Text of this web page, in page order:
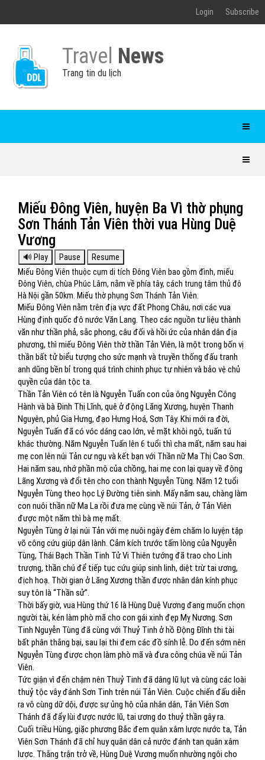
Login Subscribe
Travel News
Trang tin du lịch
Miếu Đông Viên, huyện Ba Vì thờ phụng
Sơn Thánh Tản Viên thời vua Hùng Duệ
Vương
Miếu Đông Viên thuộc cụm di tích Đông Viên bao gồm đình, miếu
Đông Viên, chùa Phúc Lâm, nằm về phía tây, cách trung tâm thủ đô
Hà Nội gần 50km. Miếu thờ phụng Sơn Thánh Tản Viên.
Miếu Đông Viên nằm trên địa vực đất Phong Châu, nơi các vua
Hùng định quốc đô nước Văn Lang. Theo các nguồn tư liệu thành
văn như thần phả, sắc phong, câu đối và hồi ức của nhân dân địa
phương, thì miếu Đông Viên thờ thần Tản Viên, là một trong bốn vị
thần bất tử biểu tượng cho sức mạnh và truyền thống đấu tranh
anh dũng bền bỉ trong quá trình chinh phục tự nhiên và bảo vệ chủ
quyền của dân tộc ta.
Thần Tản Viên có tên là Nguyễn Tuấn con của ông Nguyễn Công
Hành và bà Đinh Thị Lĩnh, quê ở động Lăng Xương, huyện Thanh
Nguyên, phủ Gia Hưng, đạo Hưng Hoá, Sơn Tây. Khi mới ra đời,
Nguyễn Tuấn đã có vóc dáng cao lớn, vẻ mặt khôi ngô, tuấn tú
khác thường. Năm Nguyễn Tuấn lên 6 tuổi thì cha mất, năm sau hai
mẹ con lên núi Tản cư ngụ và kết bạn với Thần nữ Ma Thị Cao Sơn.
Hai năm sau, nhớ phần mộ của chồng, hai mẹ con lại quay về động
Lãng Xương và đổi tên cho con thành Nguyễn Tùng. Năm 12 tuổi
Nguyễn Tùng theo học Lý Đường tiên sinh. Mấy năm sau, chàng làm
con nuôi thần nữ Ma La rồi đưa mẹ cùng về núi Tản, ở Tản Viên
được một năm thì bà mẹ mất.
Nguyễn Tùng ở lại núi Tản với mẹ nuôi ngày đêm chăm lo luyện tập
võ công cứu giúp dân lành. Cảm kích trước tấm lòng của Nguyễn
Tùng, Thái Bạch Thần Tinh Tử Vi Thiên tướng đã trao cho Linh
trượng, thần chú để tiếp tục cứu giúp sinh linh, diệt trừ tai ương,
địch hoạ. Thời gian ở Lăng Xương thần được nhân dân kính phục
suy tôn là “Thần sử”.
Thời bấy giờ, vua Hùng thứ 16 là Hùng Duệ Vương đang muốn chọn
người tài, kén làm phò mã cho con gái xinh đẹp Mỵ Nương. Sơn
Tinh Nguyễn Tùng đã cùng với Thuỷ Tinh ở hồ Động Đĩnh thi tài
bất phân thắng bại, sau lại thi đem các đồ sính lễ. Do đến sớm nên
Nguyễn Tùng được chọn làm phò mã và đưa công chúa về núi Tản
Viên.
Tức giận vì đến chậm nên Thuỷ Tinh đã dâng lũ lụt và cùng các loài
thuỷ tộc vây đánh Sơn Tinh trên núi Tản Viên. Cuộc chiến đấu diễn
ra vô cùng dữ dội, được sự ủng hộ của nhân dân, Tản Viên Sơn
Thánh đã đẩy lùi được nước lũ, tai ương do thuỷ thần gây ra.
Cuối triều Hùng, giặc phương Bắc đem quân xâm lược nước ta, Tản
Viên Sơn Thánh đã chỉ huy quân dân cả nước đánh tan quân xâm
lược. Thắng trận trở về, Hùng Duệ Vương muốn nhường ngôi cho